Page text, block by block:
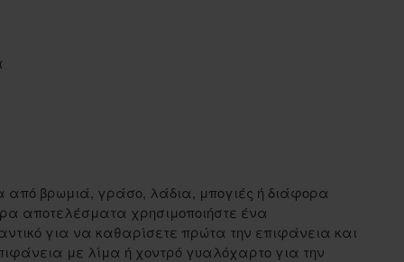
από βρωμιά, γράσο, λάδια, μπογιές ή διάφορα
αποτελέσματα χρησιμοποιήστε ένα
για να καθαρίσετε πρώτα την επιφάνεια και
με λίμα ή χοντρό γυαλόχαρτο για την